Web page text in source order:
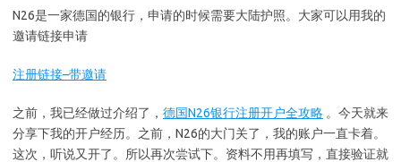
N26是一家德国的银行，申请的时候需要大陆护照。大家可以用我的
邀请链接申请
注册链接–带邀请
之前，我已经做过介绍了， 德国N26银行注册开户全攻略 。今天就来
分享下我的开户经历。之前，N26的大门关了，我的账户一直卡着。
这次，听说又开了。所以再次尝试下。资料不用再填写，直接验证就